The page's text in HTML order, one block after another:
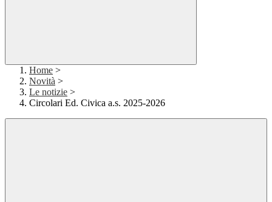
Home >
Novità >
Le notizie >
Circolari Ed. Civica a.s. 2025-2026